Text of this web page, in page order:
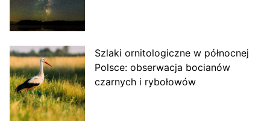
Szlaki ornitologiczne w północnej
Polsce: obserwacja bocianów
czarnych i rybołowów